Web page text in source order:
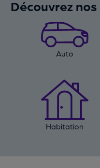
Découvrez
Auto
Habitation